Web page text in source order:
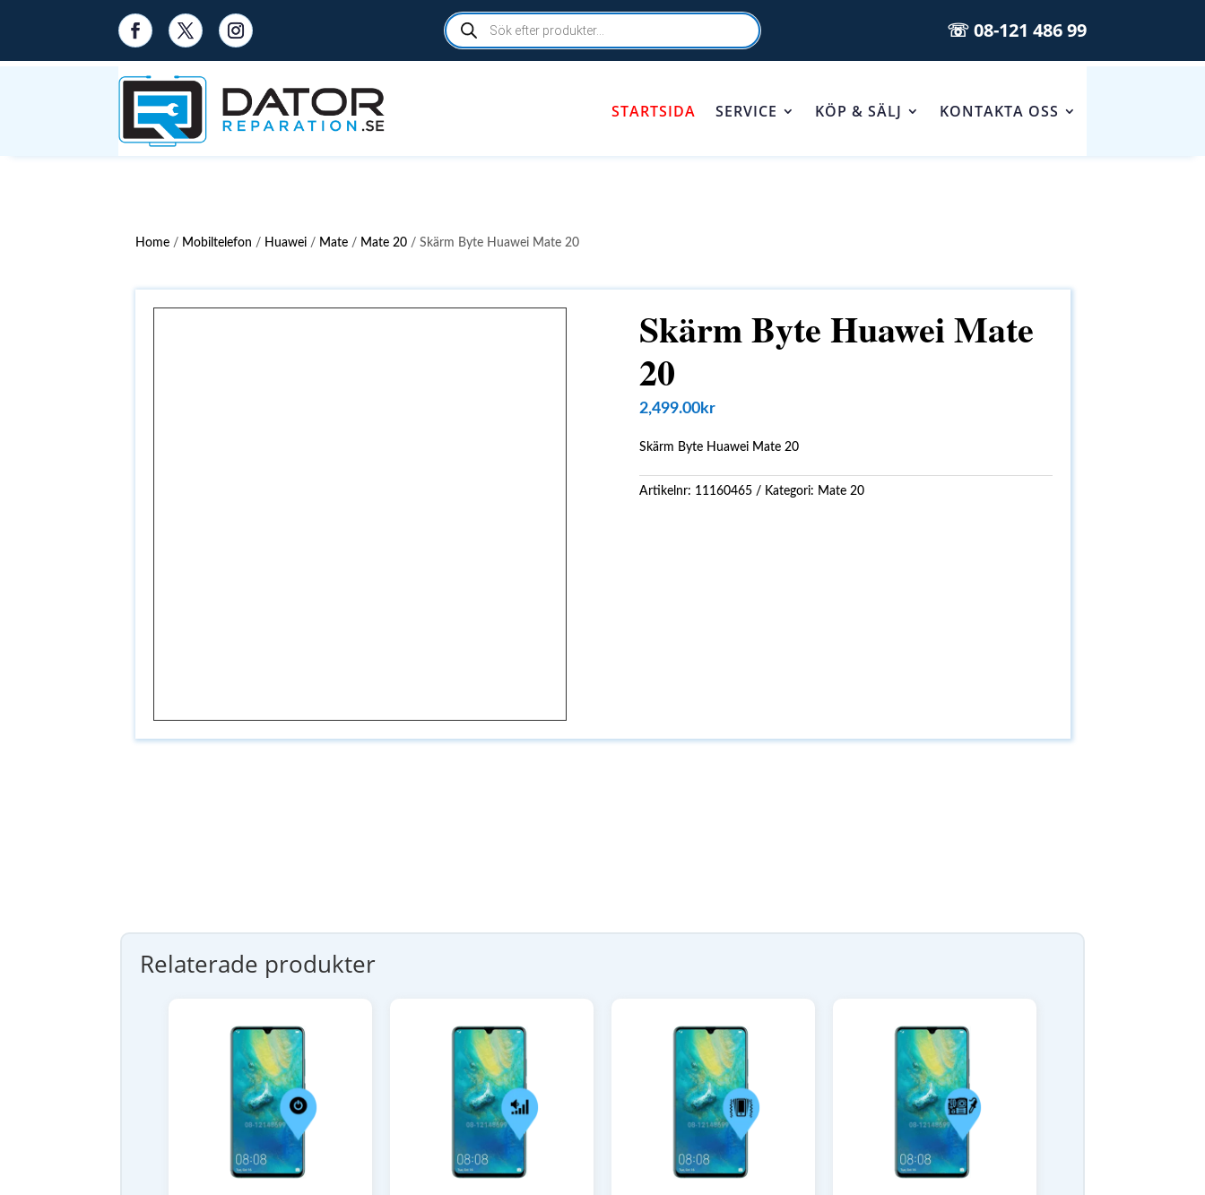
Products
search ☏ 08-121 486 99
STARTSIDA SERVICE KÖP & SÄLJ KONTAKTA OSS
Home / Mobiltelefon / Huawei / Mate / Mate 20 / Skärm Byte Huawei Mate 20
Skärm Byte Huawei Mate
20
2,499.00kr
Skärm Byte Huawei Mate 20
Artikelnr: 11160465 Kategori: Mate 20
Relaterade produkter